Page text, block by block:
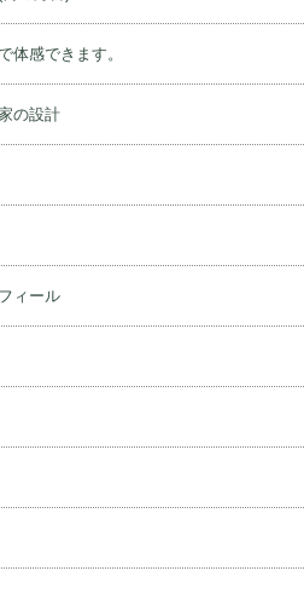
体感できます。
の設計
ィール